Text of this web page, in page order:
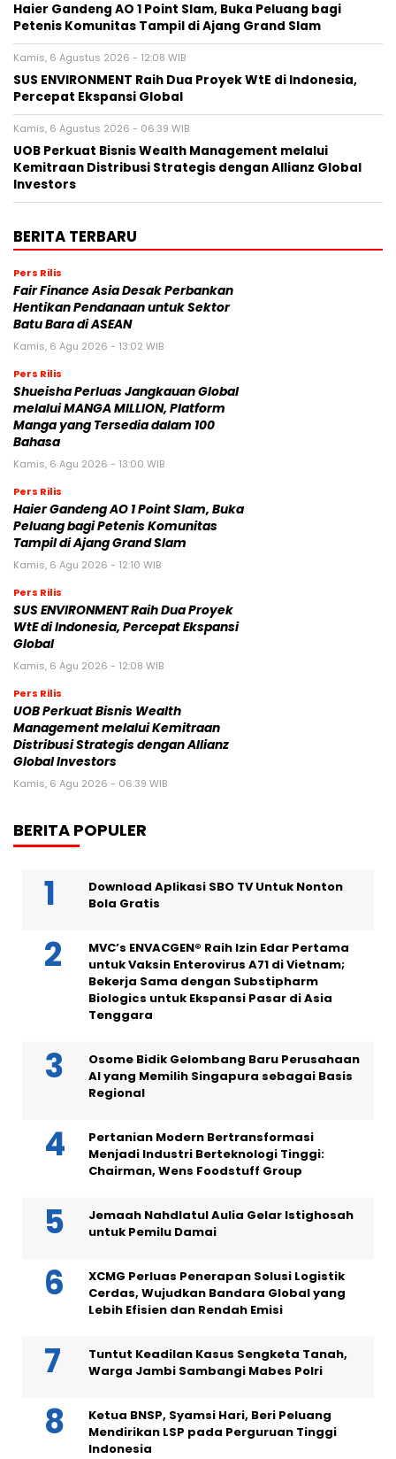
Haier Gandeng AO 1 Point Slam, Buka Peluang bagi
Petenis Komunitas Tampil di Ajang Grand Slam
Kamis, 6 Agustus 2026 - 12:08 WIB
SUS ENVIRONMENT Raih Dua Proyek WtE di Indonesia,
Percepat Ekspansi Global
Kamis, 6 Agustus 2026 - 06:39 WIB
UOB Perkuat Bisnis Wealth Management melalui
Kemitraan Distribusi Strategis dengan Allianz Global
Investors
BERITA TERBARU
Pers Rilis
Fair Finance Asia Desak Perbankan
Hentikan Pendanaan untuk Sektor
Batu Bara di ASEAN
Kamis, 6 Agu 2026 - 13:02 WIB
Pers Rilis
Shueisha Perluas Jangkauan Global
melalui MANGA MILLION, Platform
Manga yang Tersedia dalam 100
Bahasa
Kamis, 6 Agu 2026 - 13:00 WIB
Pers Rilis
Haier Gandeng AO 1 Point Slam, Buka
Peluang bagi Petenis Komunitas
Tampil di Ajang Grand Slam
Kamis, 6 Agu 2026 - 12:10 WIB
Pers Rilis
SUS ENVIRONMENT Raih Dua Proyek
WtE di Indonesia, Percepat Ekspansi
Global
Kamis, 6 Agu 2026 - 12:08 WIB
Pers Rilis
UOB Perkuat Bisnis Wealth
Management melalui Kemitraan
Distribusi Strategis dengan Allianz
Global Investors
Kamis, 6 Agu 2026 - 06:39 WIB
BERITA POPULER
Download Aplikasi SBO TV Untuk Nonton
Bola Gratis
MVC’s ENVACGEN® Raih Izin Edar Pertama
untuk Vaksin Enterovirus A71 di Vietnam;
Bekerja Sama dengan Substipharm
Biologics untuk Ekspansi Pasar di Asia
Tenggara
Osome Bidik Gelombang Baru Perusahaan
AI yang Memilih Singapura sebagai Basis
Regional
Pertanian Modern Bertransformasi
Menjadi Industri Berteknologi Tinggi:
Chairman, Wens Foodstuff Group
Jemaah Nahdlatul Aulia Gelar Istighosah
untuk Pemilu Damai
XCMG Perluas Penerapan Solusi Logistik
Cerdas, Wujudkan Bandara Global yang
Lebih Efisien dan Rendah Emisi
Tuntut Keadilan Kasus Sengketa Tanah,
Warga Jambi Sambangi Mabes Polri
Ketua BNSP, Syamsi Hari, Beri Peluang
Mendirikan LSP pada Perguruan Tinggi
Indonesia